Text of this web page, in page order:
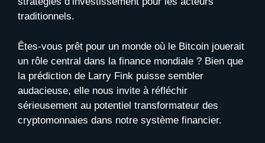
traditionnels.
Êtes-vous prêt pour un monde où le Bitcoin jouerait
un rôle central dans la finance mondiale ? Bien que
la prédiction de Larry Fink puisse sembler
audacieuse, elle nous invite à réfléchir
sérieusement au potentiel transformateur des
cryptomonnaies dans notre système financier.